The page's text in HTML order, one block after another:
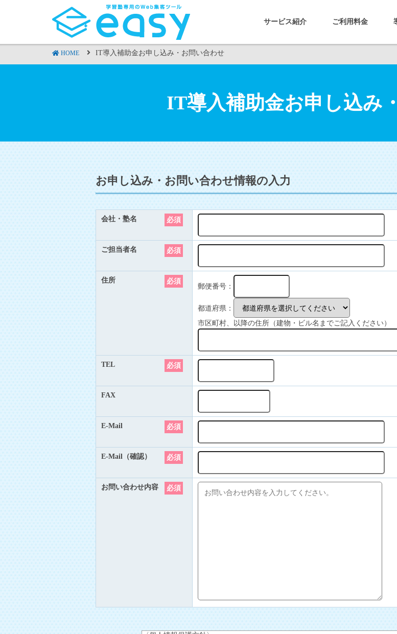
サービス紹介 ご利用料金
HOME IT導入補助金お申し込み・お問い合わせ
IT導入補助金お申し込み
お申し込み・お問い合わせ情報の入力
会社・塾名 必須
ご担当者名 必須
住所 必須
郵便番号：
都道府県：
市区町村、以降の住所（建物・ビル名までご記入ください）
TEL 必須
FAX
E-Mail 必須
E-Mail（確認） 必須
お問い合わせ内容 必須